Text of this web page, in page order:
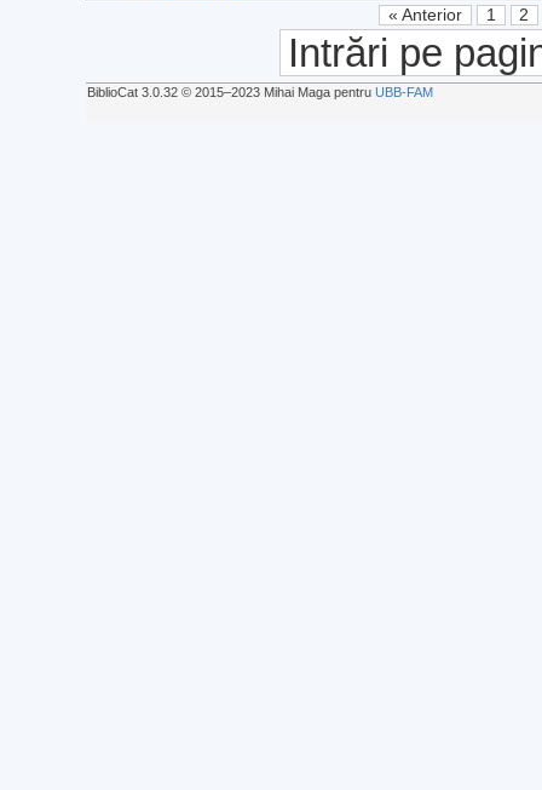
« Anterior 1 2
Intrări pe
BiblioCat 3.0.32 © 2015‒2023 Mihai Maga pentru UBB-FAM